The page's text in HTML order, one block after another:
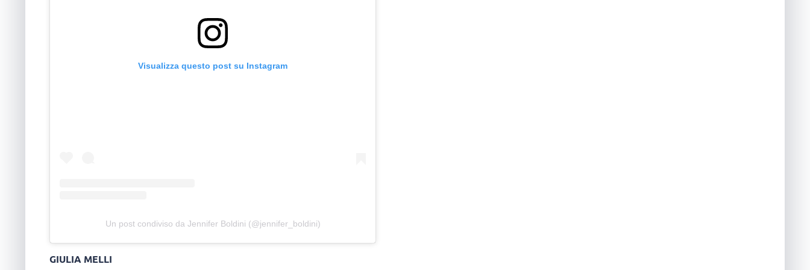
Visualizza questo post su Instagram
Un post condiviso da Jennifer Boldini (@jennifer_boldini)
GIULIA MELLI